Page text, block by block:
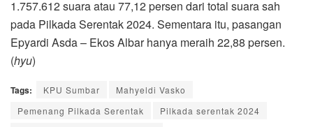
1.757.612 suara atau 77,12 persen dari total suara sah
pada Pilkada Serentak 2024. Sementara itu, pasangan
Epyardi Asda – Ekos Albar hanya meraih 22,88 persen.
(hyu)
Tags: KPU Sumbar
Mahyeldi Vasko
Pemenang Pilkada Serentak
Pilkada serentak 2024